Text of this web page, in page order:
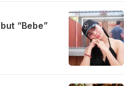
“Bebe”